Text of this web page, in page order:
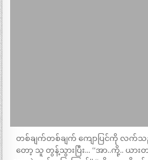
တစ်ချက်တစ်ချက် ကျောပြင်ကို လက်
တော့ သူ တွန့်သွားပြီး… “အာ..ကို့.. ယာ